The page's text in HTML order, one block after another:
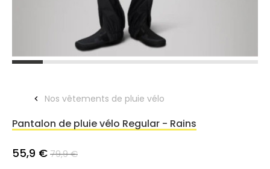
Nos vêtements de pluie vélo
Pantalon de pluie vélo Regular - Rains
55,9 €79,9 €